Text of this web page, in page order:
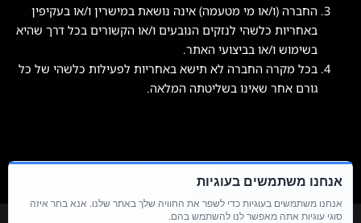
החברה (ו/או מי מטעמה) אינה נושאת במישרין ו/או בעקיפין
באחריות כלשהי לנזקים הנובעים ו/או הקשורים בכל דרך שהיא
בשימוש ו/או בביצועי האתר.
בכל מקרה החברה לא תישא באחריות לפעילות כלשהי של כל
גורם אחר שאינו בשליטתה המלאה.
אנחנו משתמשים בעוגיות
אנחנו משתמשים בעוגיות כדי לשפר את החוויה שלך באתר שלנו. אנא בחר איזה
סוגי עוגיות אתה מאפשר לנו להשתמש בהם.